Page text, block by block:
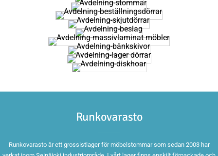
Runkovarasto
Runkovarasto är ett grossistlager för möbelstommar som sedan 2003 har